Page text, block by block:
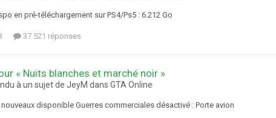
en pré-téléchargement sur PS4/Ps5 : 6.212 Go
37 521 réponses
« Nuits blanches et marché noir »
à un sujet de JeyM dans GTA Online
disponible Guerres commerciales désactivé : Porte avion